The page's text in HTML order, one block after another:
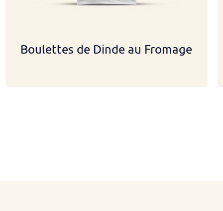
Boulettes de Dinde au Fromage